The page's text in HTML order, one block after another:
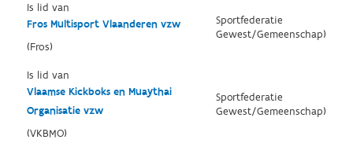
Is lid van
Fros Multisport Vlaanderen vzw
(Fros)
Sportfederatie
Gewest/Gemeenschap)
Is lid van
Vlaamse Kickboks en Muaythai
Organisatie vzw
(VKBMO)
Sportfederatie
Gewest/Gemeenschap)